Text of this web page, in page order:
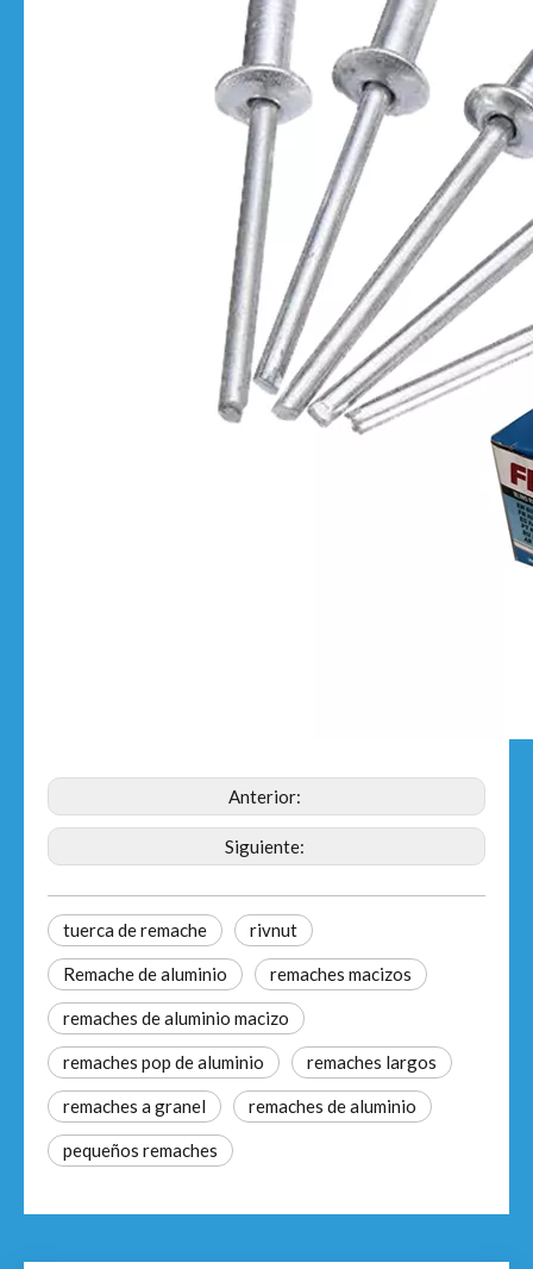
Anterior:
Siguiente:
tuerca de remache rivnut
Remache de aluminio remaches macizos
remaches de aluminio macizo
remaches pop de aluminio remaches largos
remaches a granel remaches de aluminio
pequeños remaches